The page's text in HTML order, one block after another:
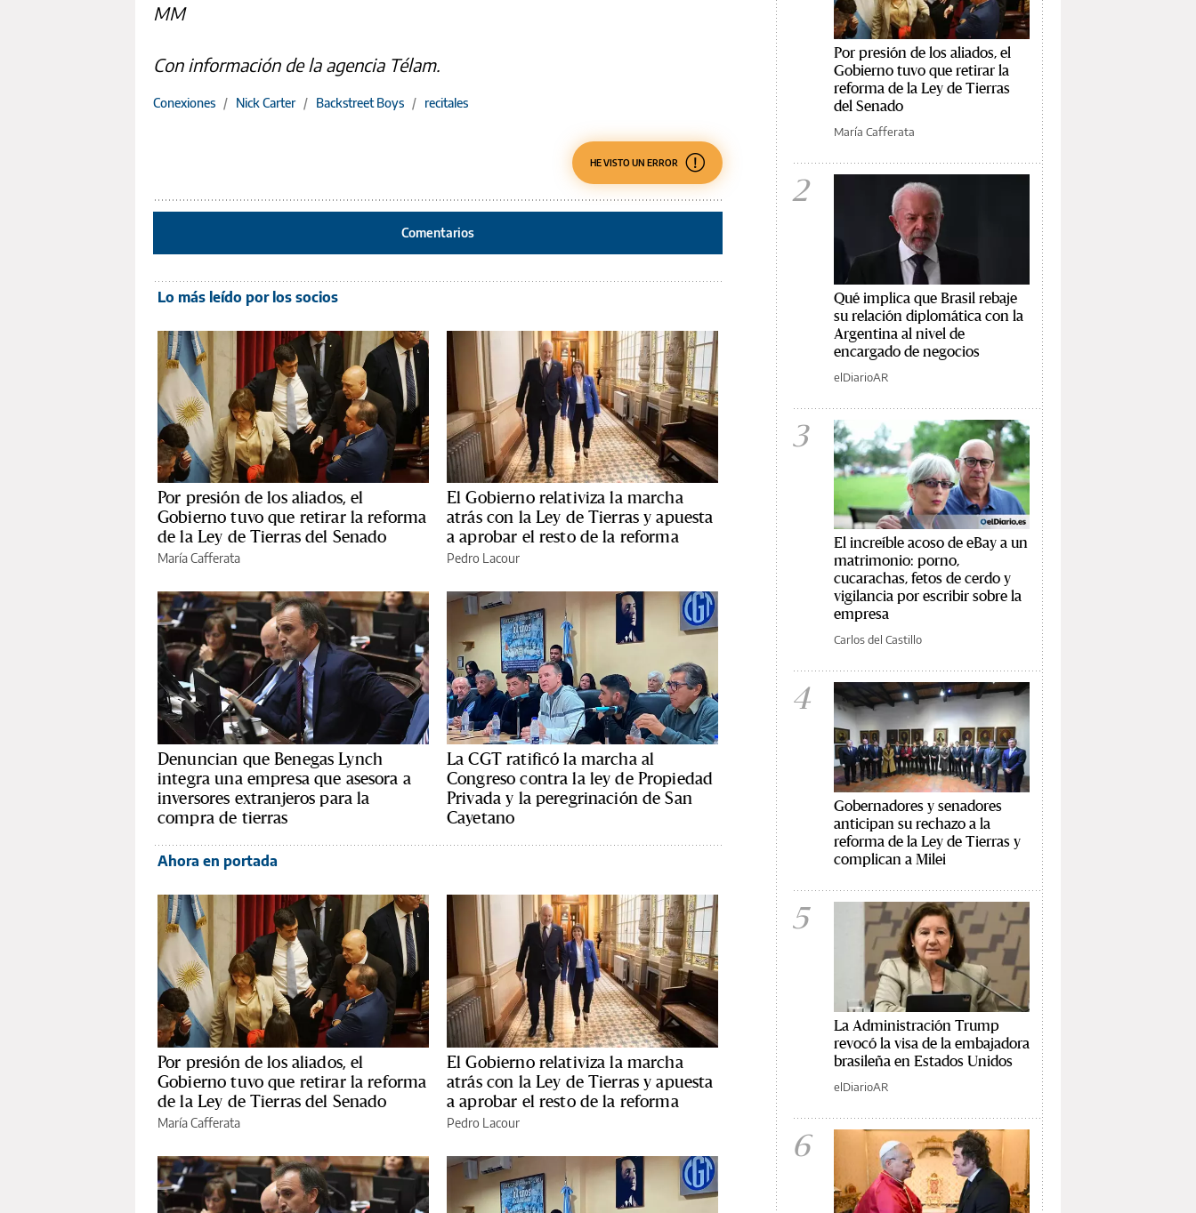
MM
Con información de la agencia Télam.
Conexiones / Nick Carter / Backstreet Boys / recitales
HE VISTO UN ERROR
Comentarios
Lo más leído por los socios
Por presión de los aliados, el
Gobierno tuvo que retirar la reforma
de la Ley de Tierras del Senado
María Cafferata
El Gobierno relativiza la marcha
atrás con la Ley de Tierras y apuesta
a aprobar el resto de la reforma
Pedro Lacour
Denuncian que Benegas Lynch
integra una empresa que asesora a
inversores extranjeros para la
compra de tierras
La CGT ratificó la marcha al
Congreso contra la ley de Propiedad
Privada y la peregrinación de San
Cayetano
Ahora en portada
Por presión de los aliados, el
Gobierno tuvo que retirar la reforma
de la Ley de Tierras del Senado
María Cafferata
El Gobierno relativiza la marcha
atrás con la Ley de Tierras y apuesta
a aprobar el resto de la reforma
Pedro Lacour
Por presión de los aliados, el
Gobierno tuvo que retirar la
reforma de la Ley de Tierras
del Senado
María Cafferata
2
Qué implica que Brasil rebaje
su relación diplomática con la
Argentina al nivel de
encargado de negocios
elDiarioAR
3
El increíble acoso de eBay a un
matrimonio: porno,
cucarachas, fetos de cerdo y
vigilancia por escribir sobre la
empresa
Carlos del Castillo
4
Gobernadores y senadores
anticipan su rechazo a la
reforma de la Ley de Tierras y
complican a Milei
5
La Administración Trump
revocó la visa de la embajadora
brasileña en Estados Unidos
elDiarioAR
6